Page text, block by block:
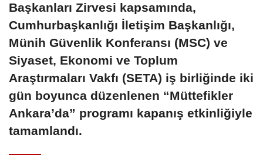
Başkanları Zirvesi kapsamında,
Cumhurbaşkanlığı İletişim Başkanlığı,
Münih Güvenlik Konferansı (MSC) ve
Siyaset, Ekonomi ve Toplum
Araştırmaları Vakfı (SETA) iş birliğinde iki
gün boyunca düzenlenen “Müttefikler
Ankara’da” programı kapanış etkinliğiyle
tamamlandı.